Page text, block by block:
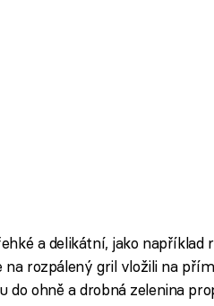
a delikátní, jako například
na rozpálený gril vložili na
do ohně a drobná zelenina